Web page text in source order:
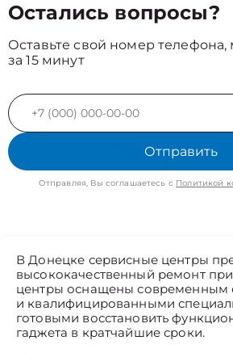
Остались вопросы?
Оставьте свой номер
за 15 минут
Отправить
Отправляя, Вы соглашаетесь с Политикой
В Донецке сервисные центры
высококачественный ремонт
центры оснащены современным
и квалифицированными
готовыми восстановить
гаджета в кратчайшие сроки.